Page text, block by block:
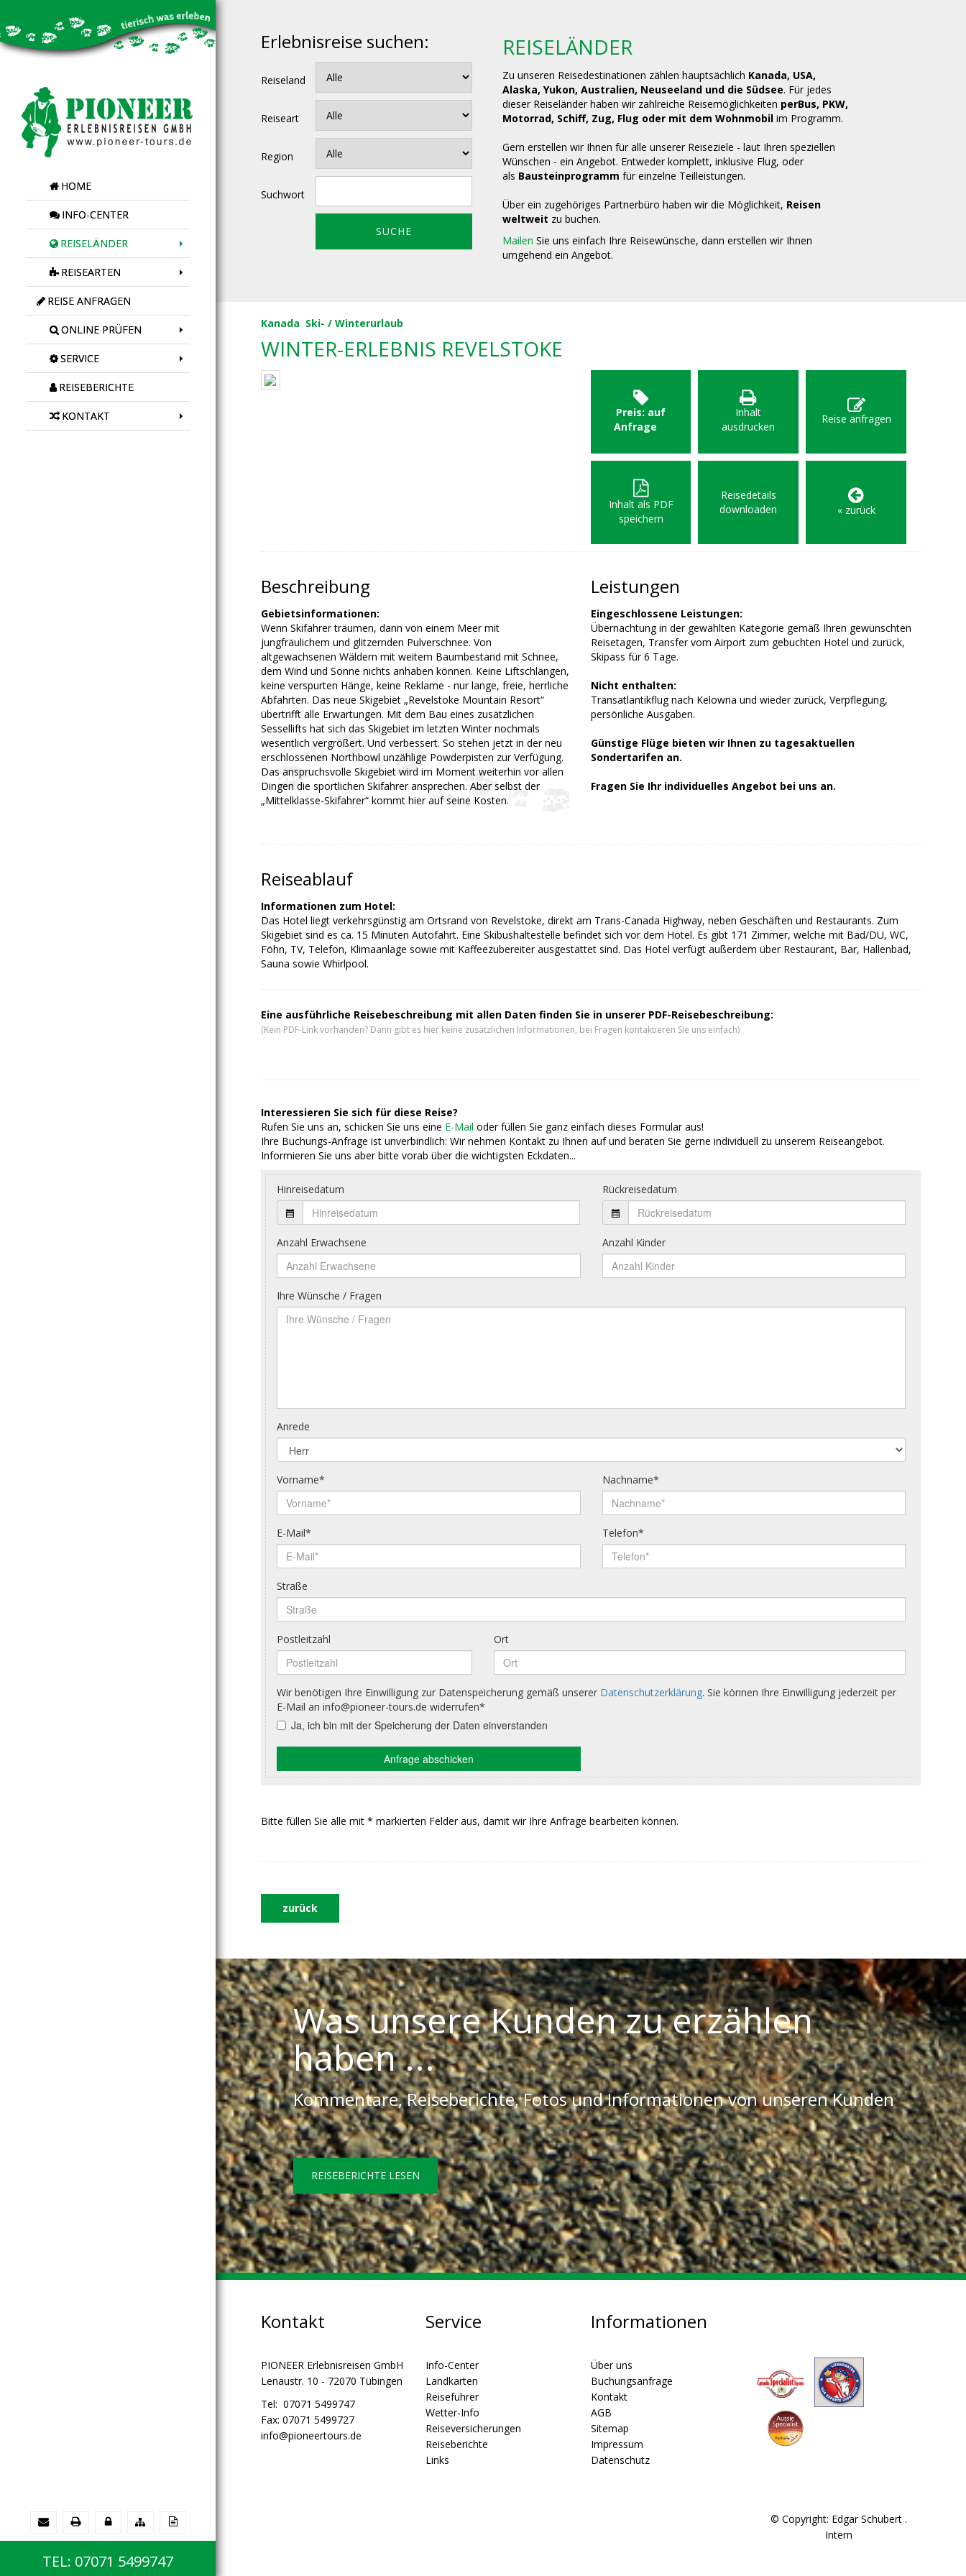
HOME
INFO-CENTER
REISELÄNDER
REISEARTEN
REISE ANFRAGEN
ONLINE PRÜFEN
SERVICE
REISEBERICHTE
KONTAKT
TEL: 07071 5499747
Erlebnisreise suchen:
Reiseland
Reiseart
Region
Suchwort
REISELÄNDER
Zu unseren Reisedestinationen zählen hauptsächlich Kanada, USA,
Alaska, Yukon, Australien, Neuseeland und die Südsee. Für jedes
dieser Reiseländer haben wir zahlreiche Reisemöglichkeiten perBus, PKW,
Motorrad, Schiff, Zug, Flug oder mit dem Wohnmobilim Programm.
Gern erstellen wir Ihnen für alle unserer Reiseziele - laut Ihren speziellen
Wünschen - ein Angebot. Entweder komplett, inklusive Flug, oder
als Bausteinprogramm für einzelne Teilleistungen.
Über ein zugehöriges Partnerbüro haben wir die Möglichkeit, Reisen
weltweit zu buchen.
Mailen Sie uns einfach Ihre Reisewünsche, dann erstellen wir Ihnen
umgehend ein Angebot.
Kanada Ski- / Winterurlaub
WINTER-ERLEBNIS REVELSTOKE
Preis: auf
Anfrage
Inhalt
ausdrucken
Reise anfragen
Inhalt als PDF
speichern
Reisedetails
downloaden
« zurück
Beschreibung
Gebietsinformationen:
Wenn Skifahrer träumen, dann von einem Meer mit
jungfräulichem und glitzernden Pulverschnee. Von
altgewachsenen Wäldern mit weitem Baumbestand mit Schnee,
dem Wind und Sonne nichts anhaben können. Keine Liftschlangen,
keine verspurten Hänge, keine Reklame - nur lange, freie, herrliche
Abfahrten. Das neue Skigebiet „Revelstoke Mountain Resort“
übertrifft alle Erwartungen. Mit dem Bau eines zusätzlichen
Sessellifts hat sich das Skigebiet im letzten Winter nochmals
wesentlich vergrößert. Und verbessert. So stehen jetzt in der neu
erschlossenen Northbowl unzählige Powderpisten zur Verfügung.
Das anspruchsvolle Skigebiet wird im Moment weiterhin vor allen
Dingen die sportlichen Skifahrer ansprechen. Aber selbst der
„Mittelklasse-Skifahrer“ kommt hier auf seine Kosten.
Leistungen
Eingeschlossene Leistungen:
Übernachtung in der gewählten Kategorie gemäß Ihren gewünschten
Reisetagen, Transfer vom Airport zum gebuchten Hotel und zurück,
Skipass für 6 Tage.
Nicht enthalten:
Transatlantikflug nach Kelowna und wieder zurück, Verpflegung,
persönliche Ausgaben.
Günstige Flüge bieten wir Ihnen zu tagesaktuellen
Sondertarifen an.
Fragen Sie Ihr individuelles Angebot bei uns an.
Reiseablauf
Informationen zum Hotel:
Das Hotel liegt verkehrsgünstig am Ortsrand von Revelstoke, direkt am Trans-Canada Highway, neben Geschäften und Restaurants. Zum
Skigebiet sind es ca. 15 Minuten Autofahrt. Eine Skibushaltestelle befindet sich vor dem Hotel. Es gibt 171 Zimmer, welche mit Bad/DU, WC,
Föhn, TV, Telefon, Klimaanlage sowie mit Kaffeezubereiter ausgestattet sind. Das Hotel verfügt außerdem über Restaurant, Bar, Hallenbad,
Sauna sowie Whirlpool.
Eine ausführliche Reisebeschreibung mit allen Daten finden Sie in unserer PDF-Reisebeschreibung:
(Kein PDF-Link vorhanden? Dann gibt es hier keine zusätzlichen Informationen, bei Fragen kontaktieren Sie uns einfach)
Interessieren Sie sich für diese Reise?
Rufen Sie uns an, schicken Sie uns eine E-Mail oder füllen Sie ganz einfach dieses Formular aus!
Ihre Buchungs-Anfrage ist unverbindlich: Wir nehmen Kontakt zu Ihnen auf und beraten Sie gerne individuell zu unserem Reiseangebot.
Informieren Sie uns aber bitte vorab über die wichtigsten Eckdaten...
Bitte füllen Sie alle mit * markierten Felder aus, damit wir Ihre Anfrage bearbeiten können.
zurück
Was unsere Kunden zu erzählen
haben ...
Kommentare, Reiseberichte, Fotos und Informationen von unseren Kunden
REISEBERICHTE LESEN
Kontakt
PIONEER Erlebnisreisen GmbH
Lenaustr. 10 - 72070 Tübingen
Tel: 07071 5499747
Fax: 07071 5499727
info@pioneertours.de
Service
Info-Center
Landkarten
Reiseführer
Wetter-Info
Reiseversicherungen
Reiseberichte
Links
Informationen
Über uns
Buchungsanfrage
Kontakt
AGB
Sitemap
Impressum
Datenschutz
© Copyright: Edgar Schubert .
Intern